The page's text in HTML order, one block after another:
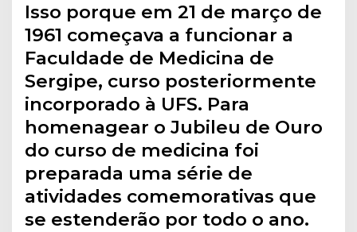
Isso porque em 21 de março de
1961 começava a funcionar a
Faculdade de Medicina de
Sergipe, curso posteriormente
incorporado à UFS. Para
homenagear o Jubileu de Ouro
do curso de medicina foi
preparada uma série de
atividades comemorativas que
se estenderão por todo o ano.